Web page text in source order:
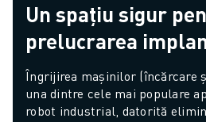
Un spațiu sigur
prelucrarea
Îngrijirea mașinilor (încărcare
una dintre cele mai populare
robot industrial, datorită